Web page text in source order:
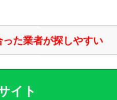
た業者が探しやすい
イト